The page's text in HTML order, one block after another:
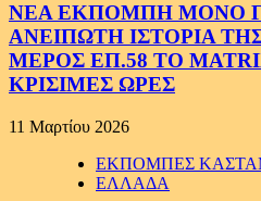
ΝΕΑ ΕΚΠΟΜΠΗ ΜΟΝΟ
ΑΝΕΙΠΩΤΗ ΙΣΤΟΡΙΑ
ΜΕΡΟΣ ΕΠ.58 ΤΟ
ΚΡΙΣΙΜΕΣ ΩΡΕΣ
11 Μαρτίου 2026
ΕΚΠΟΜΠΕΣ
ΕΛΛΑΔΑ